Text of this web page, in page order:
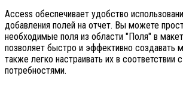
Access обеспечивает удобство
добавления полей на отчет. Вы можете
необходимые поля из области "Поля" в
позволяет быстро и эффективно создавать
также легко настраивать их в соответствии
потребностями.